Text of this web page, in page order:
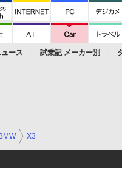
ュース 試乗記 メーカー別
BMW X3